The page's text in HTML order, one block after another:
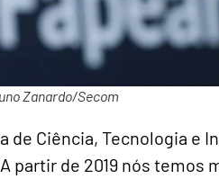
Zanardo/Secom
de Ciência, Tecnologia e
partir de 2019 nós temos